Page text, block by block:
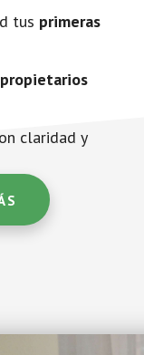
tus primeras
claridad y